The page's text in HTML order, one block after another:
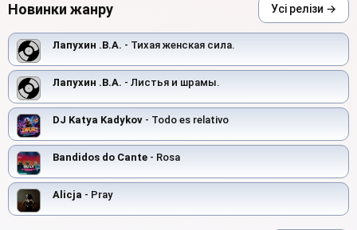
Новинки жанру Усі релізи →
Лапухин .В.А. - Тихая женская сила.
Лапухин .В.А. - Листья и шрамы.
DJ Katya Kadykov - Todo es relativo
Bandidos do Cante - Rosa
Alicja - Pray